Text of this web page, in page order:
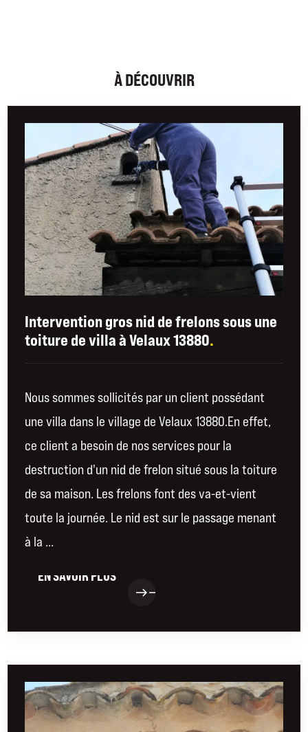
À DÉCOUVRIR
Intervention gros nid de frelons sous une
toiture de villa à Velaux 13880.
Nous sommes sollicités par un client possédant
une villa dans le village de Velaux 13880.En effet,
ce client a besoin de nos services pour la
destruction d'un nid de frelon situé sous la toiture
de sa maison. Les frelons font des va-et-vient
toute la journée. Le nid est sur le passage menant
à la ...
EN SAVOIR PLUS
easteast